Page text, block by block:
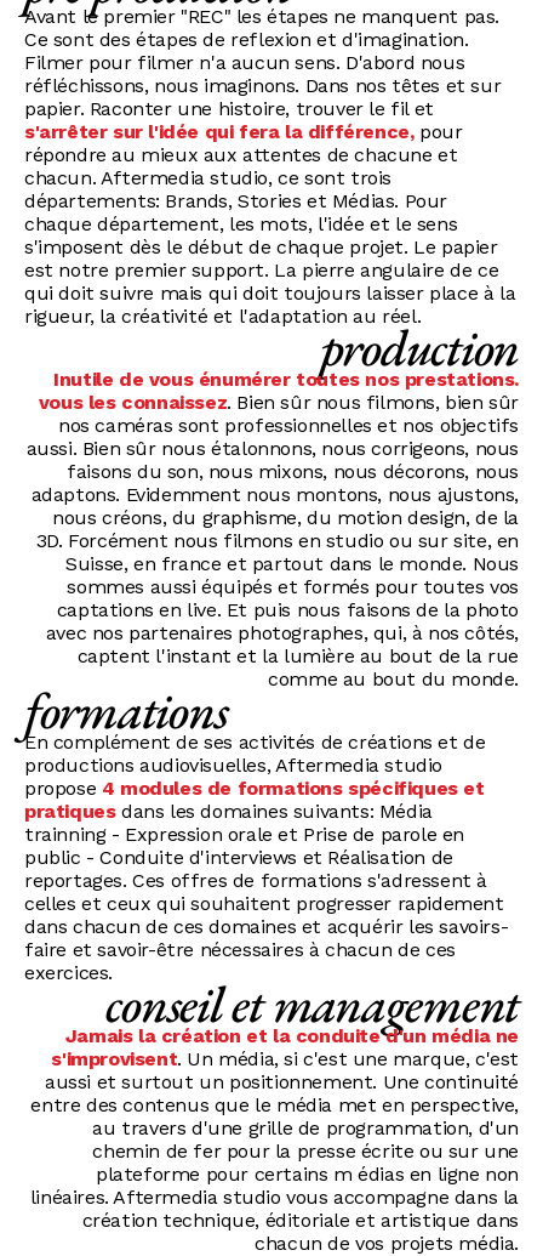
Avant le premier "REC" les étapes ne manquent pas.
Ce sont des étapes de reflexion et d'imagination.
Filmer pour filmer n'a aucun sens. D'abord nous
réfléchissons, nous imaginons. Dans nos têtes et sur
papier. Raconter une histoire, trouver le fil et
s'arrêter sur l'idée qui fera la différence,pour
répondre au mieux aux attentes de chacune et
chacun. Aftermedia studio, ce sont trois
départements: Brands, Stories et Médias. Pour
chaque département, les mots, l'idée et le sens
s'imposent dès le début de chaque projet. Le papier
est notre premier support. La pierre angulaire de ce
qui doit suivre mais qui doit toujours laisser place à la
rigueur, la créativité et l'adaptation au réel.production
Inutile de vous énumérer toutes nos prestations.
vous les connaissez. Bien sûr nous filmons, bien sûr
nos caméras sont professionnelles et nos objectifs
aussi. Bien sûr nous étalonnons, nous corrigeons, nous
faisons du son, nous mixons, nous décorons, nous
adaptons. Evidemment nous montons, nous ajustons,
nous créons, du graphisme, du motion design, de la
3D. Forcément nous filmons en studio ou sur site, en
Suisse, en france et partout dans le monde. Nous
sommes aussi équipés et formés pour toutes vos
captations en live. Et puis nous faisons de la photo
avec nos partenaires photographes, qui, à nos côtés,
captent l'instant et la lumière au bout de la rue
comme au bout du monde.
formations
En complément de ses activités de créations et de
productions audiovisuelles, Aftermedia studio
propose 4 modules de formations spécifiques et
pratiquesdans les domaines suivants: Média
trainning - Expression orale et Prise de parole en
public - Conduite d'interviews et Réalisation de
reportages. Ces offres de formations s'adressent à
celles et ceux qui souhaitent progresser rapidement
dans chacun de ces domaines et acquérir les savoirs-
faire et savoir-être nécessaires à chacun de ces
exercices.conseil et management
Jamais la création et la conduite d'un média ne
s'improvisent. Un média, si c'est une marque, c'est
aussi et surtout un positionnement. Une continuité
entre des contenus que le média met en perspective,
au travers d'une grille de programmation, d'un
chemin de fer pour la presse écrite ou sur une
plateforme pour certains m édias en ligne non
linéaires. Aftermedia studio vous accompagne dans la
création technique, éditoriale et artistique dans
chacun de vos projets média.